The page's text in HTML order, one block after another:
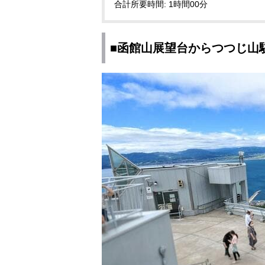
合計所要時間: 1時間00分
■函館山展望台からつつじ山